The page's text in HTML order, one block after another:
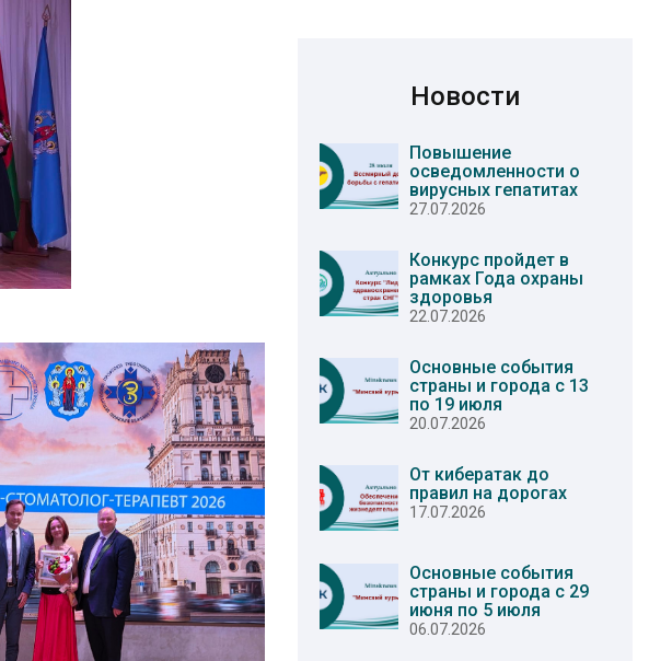
Новости
Повышение
осведомленности о
вирусных гепатитах
27.07.2026
Конкурс пройдет в
рамках Года охраны
здоровья
22.07.2026
Основные события
страны и города с 13
по 19 июля
20.07.2026
От кибератак до
правил на дорогах
17.07.2026
Основные события
страны и города с 29
июня по 5 июля
06.07.2026